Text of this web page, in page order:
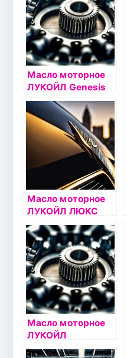
е
Масло моторное
ЛУКОЙЛ Genesis
GLIDETECH 5W30
1л
Масло моторное
ЛУКОЙЛ ЛЮКС
10W40 4л
полусинтетическо
е
Масло моторное
ЛУКОЙЛ
СТАНДАРТ 15W40